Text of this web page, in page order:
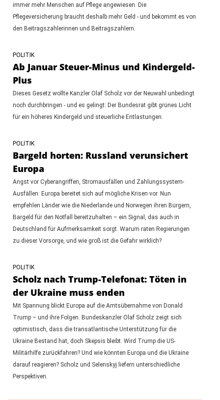
immer mehr Menschen auf Pflege angewiesen. Die
Pflegeversicherung braucht deshalb mehr Geld - und bekommt es von
den Beitragszahlerinnen und Beitragszahlern.
POLITIK
Ab Januar Steuer-Minus und Kindergeld-
Plus
Dieses Gesetz wollte Kanzler Olaf Scholz vor der Neuwahl unbedingt
noch durchbringen - und es gelingt: Der Bundesrat gibt grünes Licht
für ein höheres Kindergeld und steuerliche Entlastungen.
POLITIK
Bargeld horten: Russland verunsichert
Europa
Angst vor Cyberangriffen, Stromausfällen und Zahlungssystem-
Ausfällen: Europa bereitet sich auf mögliche Krisen vor. Nun
empfehlen Länder wie die Niederlande und Norwegen ihren Bürgern,
Bargeld für den Notfall bereitzuhalten – ein Signal, das auch in
Deutschland für Aufmerksamkeit sorgt. Warum raten Regierungen
zu dieser Vorsorge, und wie groß ist die Gefahr wirklich?
POLITIK
Scholz nach Trump-Telefonat: Töten in
der Ukraine muss enden
Mit Spannung blickt Europa auf die Amtsübernahme von Donald
Trump – und ihre Folgen. Bundeskanzler Olaf Scholz zeigt sich
optimistisch, dass die transatlantische Unterstützung für die
Ukraine Bestand hat, doch Skepsis bleibt. Wird Trump die US-
Militärhilfe zurückfahren? Und wie könnten Europa und die Ukraine
darauf reagieren? Scholz und Selenskyj liefern unterschiedliche
Perspektiven.